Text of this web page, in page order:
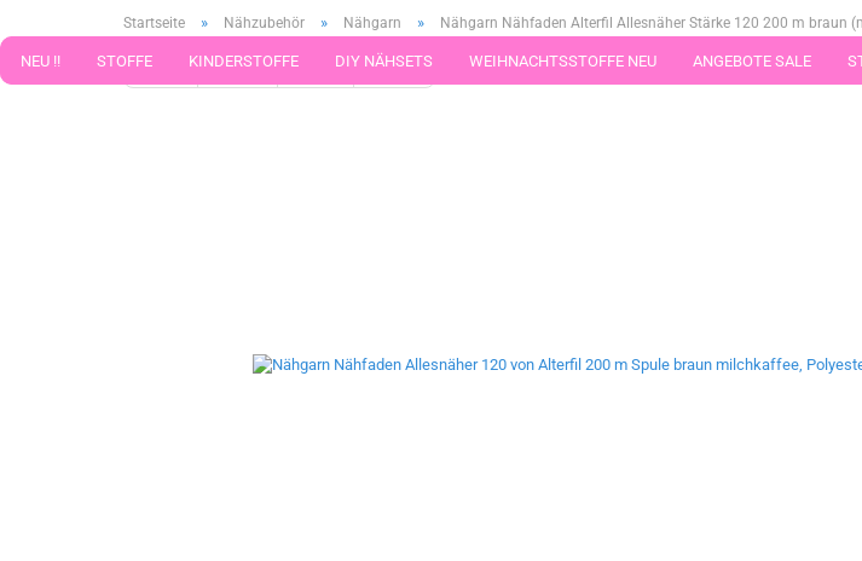
NEU !! STOFFE KINDERSTOFFE DIY NÄHSETS WEIHNACHTSSTOFFE NEU ANGEBOTE SALE
Startseite » Nähzubehör » Nähgarn » Nähgarn Nähfaden Alterfil Allesnäher Stärke 120 200 m braun
« Erster « zurück weiter » Letzter » Artikel in dieser Kategorie